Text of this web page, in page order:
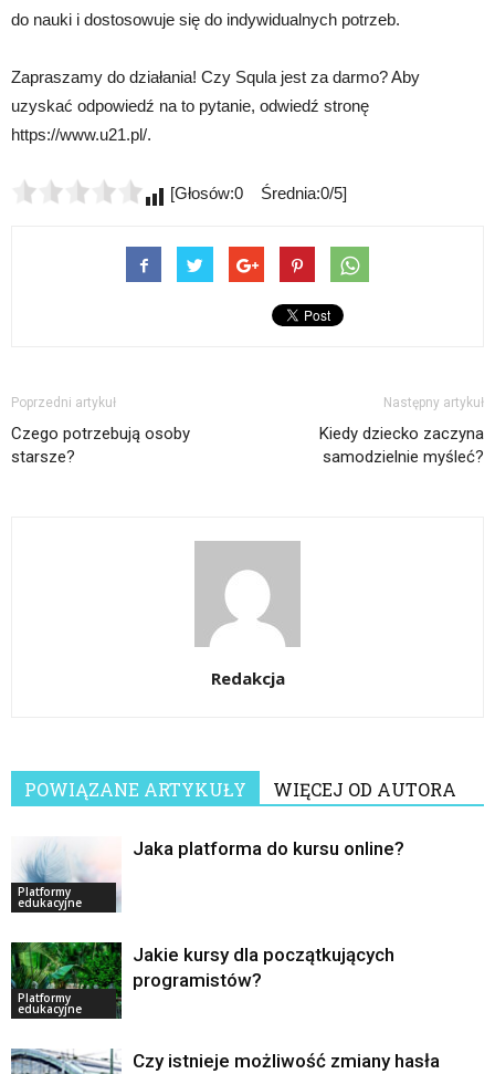
do nauki i dostosowuje się do indywidualnych potrzeb.
Zapraszamy do działania! Czy Squla jest za darmo? Aby
uzyskać odpowiedź na to pytanie, odwiedź stronę
https://www.u21.pl/.
[Głosów:0 Średnia:0/5]
Poprzedni artykuł
Czego potrzebują osoby
starsze?
Następny artykuł
Kiedy dziecko zaczyna
samodzielnie myśleć?
Redakcja
POWIĄZANE ARTYKUŁY WIĘCEJ OD AUTORA
Platformy
edukacyjne
Jaka platforma do kursu online?
Platformy
edukacyjne
Jakie kursy dla początkujących
programistów?
Czy istnieje możliwość zmiany hasła